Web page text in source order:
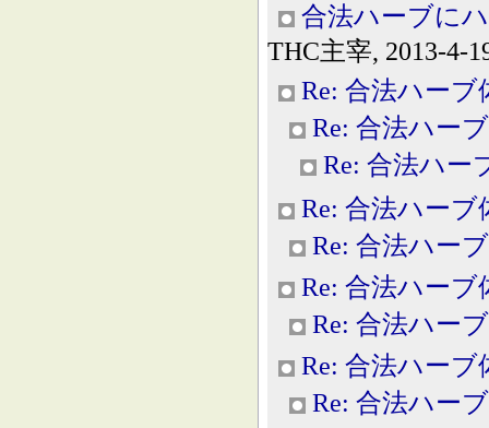
合法ハーブに
THC主宰, 2013-4-
Re: 合法ハーブ
Re: 合法ハー
Re: 合法ハー
Re: 合法ハーブ
Re: 合法ハー
Re: 合法ハーブ
Re: 合法ハー
Re: 合法ハーブ
Re: 合法ハー